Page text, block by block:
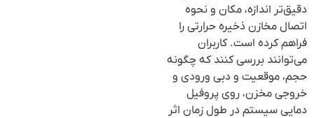
دقیق‌تر اندازه، مکان و نحوه
اتصال مخازن ذخیره حرارتی را
فراهم کرده است. کاربران
می‌توانند بررسی کنند که چگونه
حجم، موقعیت و دبی ورودی و
خروجی مخزن، روی پروفیل
دمایی سیستم در طول زمان اثر